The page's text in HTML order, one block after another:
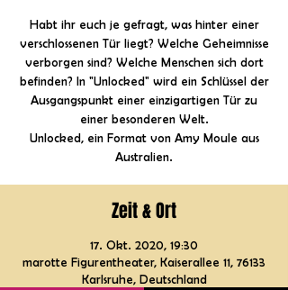
Habt ihr euch je gefragt, was hinter einer
verschlossenen Tür liegt? Welche Geheimnisse
verborgen sind? Welche Menschen sich dort
befinden? In "Unlocked" wird ein Schlüssel der
Ausgangspunkt einer einzigartigen Tür zu
einer besonderen Welt.
Unlocked, ein Format von Amy Moule aus
Australien.
Zeit & Ort
17. Okt. 2020, 19:30
marotte Figurentheater, Kaiserallee 11, 76133
Karlsruhe, Deutschland